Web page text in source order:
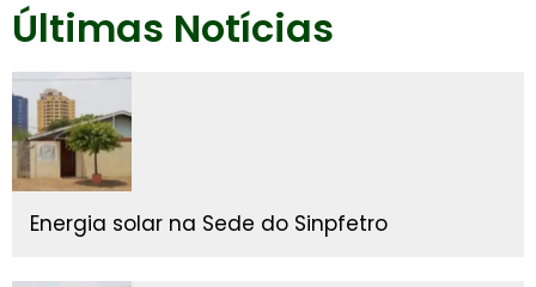
Últimas Notícias
Energia solar na Sede do Sinpfetro